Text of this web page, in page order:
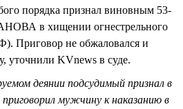
порядка признал виновным 53-
в хищении огнестрельного
Приговор не обжаловался и
уточнили KVnews в суде.
деянии подсудимый признал в
мужчину к наказанию в